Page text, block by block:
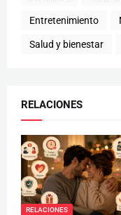
Entretenimiento
Salud y bienestar
RELACIONES
RELACIONES